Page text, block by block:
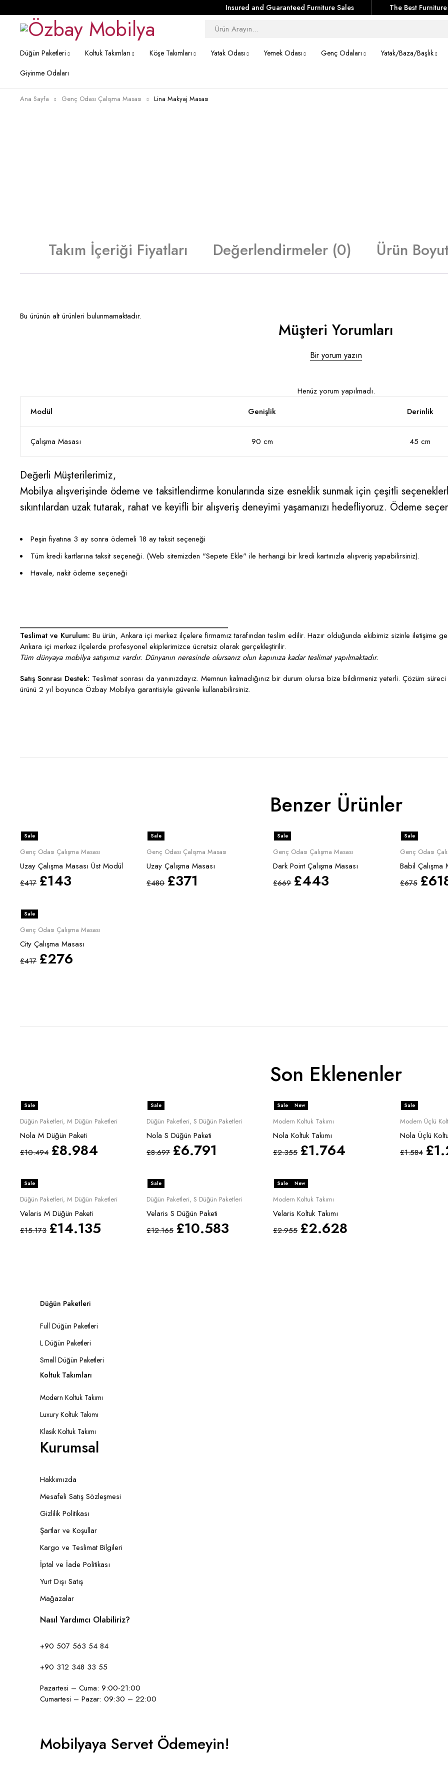
Insured and Guaranteed Furniture Sales The Best Furniture
Düğün Paketleri Koltuk Takımları Köşe Takımları Yatak Odası Yemek Odası Genç Odaları
Yatak/Baza/Başlık
Giyinme Odaları
Ana Sayfa Genç Odası Çalışma Masası Lina Makyaj Masası
Takım İçeriği Fiyatları Değerlendirmeler (0) Ürün
Bu ürünün alt ürünleri bulunmamaktadır.
Müşteri Yorumları
Bir yorum yazın
Henüz yorum yapılmadı.
Modül
Genişlik Derinlik
Çalışma Masası 90 cm 45 cm
Değerli Müşterilerimiz,
Mobilya alışverişinde ödeme ve taksitlendirme konularında size esneklik sunmak için çeşitli
sıkıntılardan uzak tutarak, rahat ve keyifli bir alışveriş deneyimi yaşamanızı hedefliyoruz. Ödeme
Peşin fiyatına 3 ay sonra ödemeli 18 ay taksit seçeneği
Tüm kredi kartlarına taksit seçeneği. (Web sitemizden "Sepete Ekle" ile herhangi bir kredi kartınızla alışveriş yapabilirsiniz).
Havale, nakit ödeme seçeneği
____________________________________________________
Teslimat ve Kurulum: Bu ürün, Ankara içi merkez ilçelere firmamız tarafından teslim edilir. Hazır olduğunda ekibimiz sizinle iletişime
Ankara içi merkez ilçelerde profesyonel ekiplerimizce ücretsiz olarak gerçekleştirilir.
Tüm dünyaya mobilya satışımız vardır. Dünyanın neresinde olursanız olun kapınıza kadar teslimat yapılmaktadır.
Satış Sonrası Destek: Teslimat sonrası da yanınızdayız. Memnun kalmadığınız bir durum olursa bize bildirmeniz yeterli. Çözüm
ürünü 2 yıl boyunca Özbay Mobilya garantisiyle güvenle kullanabilirsiniz.
Benzer Ürünler
Sale
Genç Odası Çalışma Masası
Uzay Çalışma Masası Üst Modül
£417 £143
Sale
Genç Odası Çalışma Masası
Uzay Çalışma Masası
£480 £371
Sale
Genç Odası Çalışma Masası
Dark Point Çalışma Masası
£669 £443
Sale
Genç Odası
Babil Çalışma
£675 £
Sale
Genç Odası Çalışma Masası
City Çalışma Masası
£417 £276
Son Eklenenler
Sale
Düğün Paketleri, M Düğün Paketleri
Nola M Düğün Paketi
£10.494 £8.984
Sale
Düğün Paketleri,S Düğün Paketleri
Nola S Düğün Paketi
£8.697 £6.791
Sale New
Modern Koltuk Takımı
Nola Koltuk Takımı
£2.355 £1.764
Sale
Modern Üçlü
Nola Üçlü
£1.584 £
Sale
Düğün Paketleri, M Düğün Paketleri
Velaris M Düğün Paketi
£15.173 £14.135
Sale
Düğün Paketleri,S Düğün Paketleri
Velaris S Düğün Paketi
£12.165 £10.583
Sale New
Modern Koltuk Takımı
Velaris Koltuk Takımı
£2.955 £2.628
Düğün Paketleri
Full Düğün Paketleri
L Düğün Paketleri
Small Düğün Paketleri
Koltuk Takımları
Modern Koltuk Takımı
Luxury Koltuk Takımı
Klasik Koltuk Takımı
Kurumsal
Hakkımızda
Mesafeli Satış Sözleşmesi
Gizlilik Politikası
Şartlar ve Koşullar
Kargo ve Teslimat Bilgileri
İptal ve İade Politikası
Yurt Dışı Satış
Mağazalar
Nasıl Yardımcı Olabiliriz?
+90 507 563 54 84
+90 312 348 33 55
Pazartesi – Cuma: 9:00-21:00
Cumartesi – Pazar: 09:30 – 22:00
Mobilyaya Servet Ödemeyin!